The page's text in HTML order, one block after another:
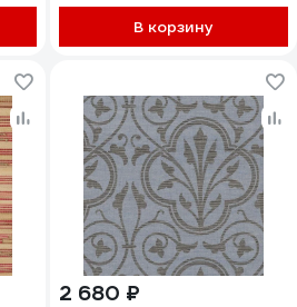
В корзину
2 680 ₽